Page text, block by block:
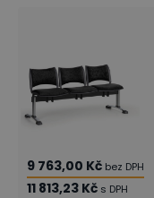
9 763,00 Kč bez DPH
11 813,23 Kč s DPH